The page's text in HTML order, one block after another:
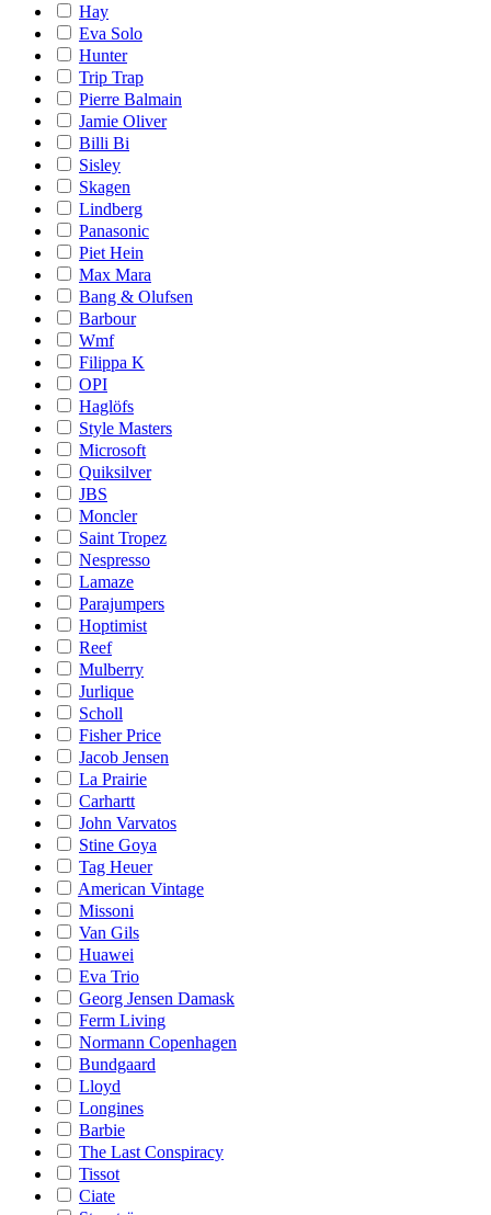
Hay
Eva Solo
Hunter
Trip Trap
Pierre Balmain
Jamie Oliver
Billi Bi
Sisley
Skagen
Lindberg
Panasonic
Piet Hein
Max Mara
Bang & Olufsen
Barbour
Wmf
Filippa K
OPI
Haglöfs
Style Masters
Microsoft
Quiksilver
JBS
Moncler
Saint Tropez
Nespresso
Lamaze
Parajumpers
Hoptimist
Reef
Mulberry
Jurlique
Scholl
Fisher Price
Jacob Jensen
La Prairie
Carhartt
John Varvatos
Stine Goya
Tag Heuer
American Vintage
Missoni
Van Gils
Huawei
Eva Trio
Georg Jensen Damask
Ferm Living
Normann Copenhagen
Bundgaard
Lloyd
Longines
Barbie
The Last Conspiracy
Tissot
Ciate